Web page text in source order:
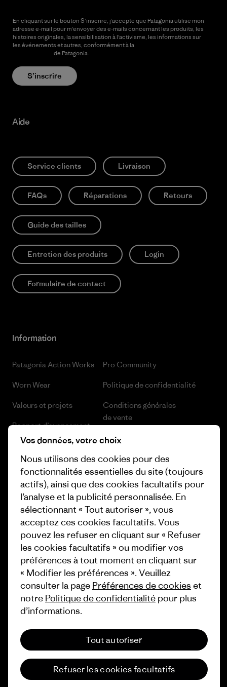
En cliquant sur le bouton S’inscrire, j’accepte que Patagonia utilise mon
adresse e-mail pour m’envoyer des e-mails concernant les produits, les
histoires originales, la sensibilisation à l’activisme, les informations sur
les événements et autres, conformément à la
de Patagonia.
S’inscrire
Aide
Service clients Livraison
FAQs Réparations Retours
Guide des tailles
Entretien des produits Login
Formulaire de contact
Information
Patagonia Action Works
Worn Wear
Valeurs et projets
Rapport d’avancement
Business Unusual
Objectifs climatiques
1% For The Planet
Comment nous finançons
Cartes cadeaux
Nos magasins
Pro Community
Politique de confidentialité
Conditions générales
de vente
Préférences de cookie
Carrières
Presse et media
Industry program
Programme d’affiliation
Patagonia Suisse Plan du site
© 2026 Patagonia, Inc. All Rights Reserved.
Vos données, votre choix
Nous utilisons des cookies pour des
fonctionnalités essentielles du site (toujours
actifs), ainsi que des cookies facultatifs pour
l’analyse et la publicité personnalisée. En
sélectionnant « Tout autoriser », vous
acceptez ces cookies facultatifs. Vous
pouvez les refuser en cliquant sur « Refuser
les cookies facultatifs » ou modifier vos
préférences à tout moment en cliquant sur
« Modifier les préférences ». Veuillez
consulter la page Préférences de cookies et
notre Politique de confidentialité pour plus
d’informations.
Tout autoriser
Refuser les cookies facultatifs